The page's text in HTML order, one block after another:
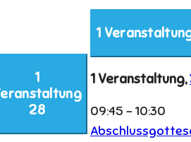
1
28
1
1 Veranstaltung,
09:45 -10:30